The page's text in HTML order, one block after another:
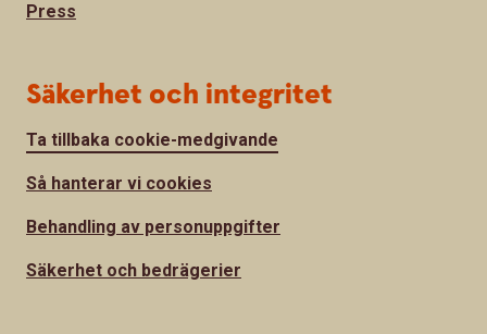
Press
Säkerhet och integritet
Ta tillbaka cookie-medgivande
Så hanterar vi cookies
Behandling av personuppgifter
Säkerhet och bedrägerier